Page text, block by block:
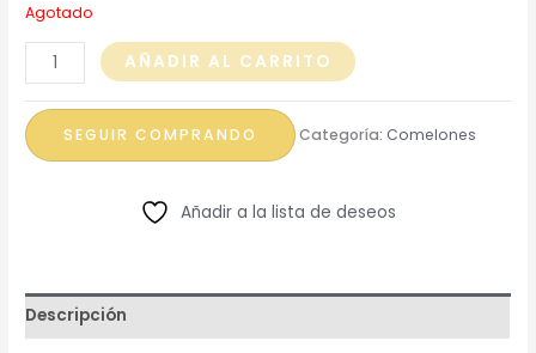
Agotado
Comelón
Gota
cantidad
AÑADIR AL CARRITO
SEGUIR COMPRANDO Categoría: Comelones
Añadir a la lista de deseos
Descripción